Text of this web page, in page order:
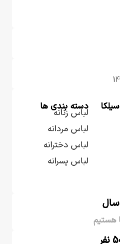
دسته بندی ها
لباس زنانه
لباس مردانه
لباس دخترانه
لباس پسرانه
هستیم